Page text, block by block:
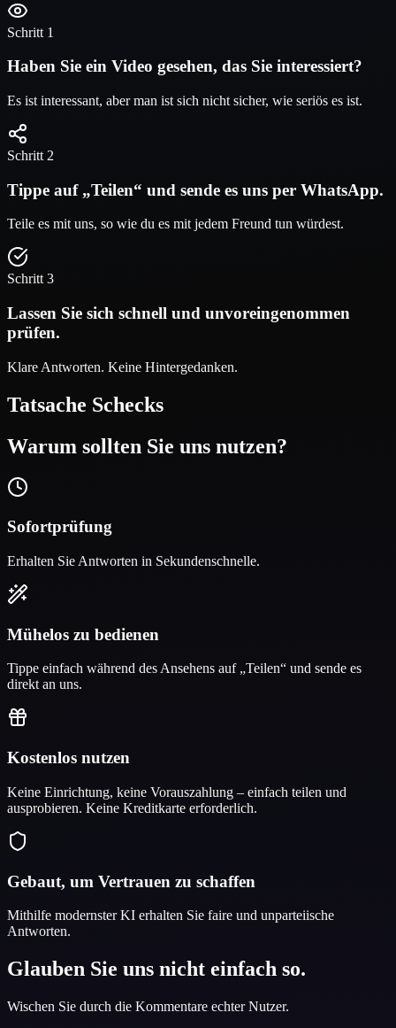
Schritt 1
Haben Sie ein Video gesehen, das Sie interessiert?
Es ist interessant, aber man ist sich nicht sicher, wie seriös es ist.
Schritt 2
Tippe auf „Teilen“ und sende es uns per WhatsApp.
Teile es mit uns, so wie du es mit jedem Freund tun würdest.
Schritt 3
Lassen Sie sich schnell und unvoreingenommen
prüfen.
Klare Antworten. Keine Hintergedanken.
Tatsache Schecks
Warum sollten Sie uns nutzen?
Sofortprüfung
Erhalten Sie Antworten in Sekundenschnelle.
Mühelos zu bedienen
Tippe einfach während des Ansehens auf „Teilen“ und sende es
direkt an uns.
Kostenlos nutzen
Keine Einrichtung, keine Vorauszahlung – einfach teilen und
ausprobieren. Keine Kreditkarte erforderlich.
Gebaut, um Vertrauen zu schaffen
Mithilfe modernster KI erhalten Sie faire und unparteiische
Antworten.
Glauben Sie uns nicht einfach so.
Wischen Sie durch die Kommentare echter Nutzer.